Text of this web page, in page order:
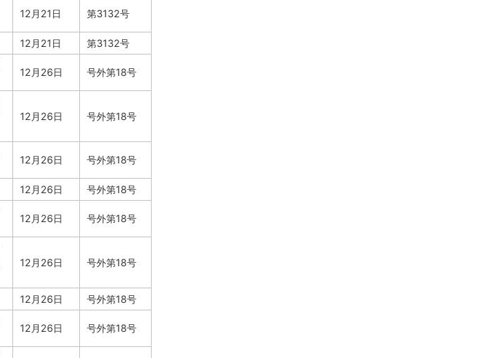
12月21日 第3132号
12月21日 第3132号
12月26日 号外第18号
12月26日 号外第18号
12月26日 号外第18号
12月26日 号外第18号
12月26日 号外第18号
12月26日 号外第18号
12月26日 号外第18号
12月26日 号外第18号